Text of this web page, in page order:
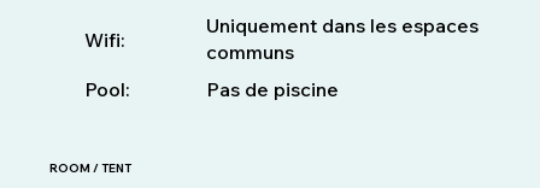
Wifi:
Uniquement dans les espaces
communs
Pool:
Pas de piscine
ROOM / TENT